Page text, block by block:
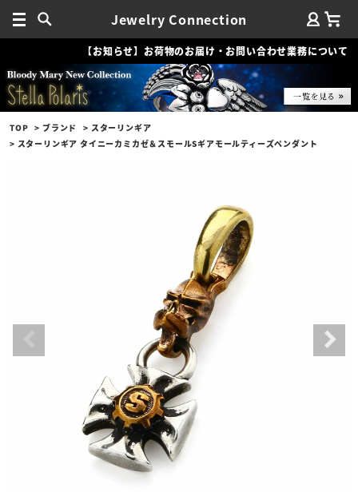
Jewelry Connection
【お知らせ】お荷物のお届け・お問い合わせ業務について
TOP ブランド
スターリンギア
スターリンギア タイニーカミカゼ＆スモールSギアモールティーズペンダント